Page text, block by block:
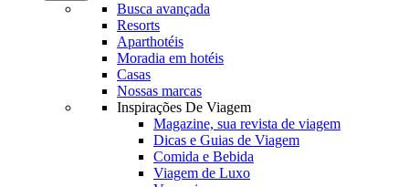
Busca avançada
Resorts
Aparthotéis
Moradia em hotéis
Casas
Nossas marcas
Inspirações De Viagem
Magazine, sua revista de viagem
Dicas e Guias de Viagem
Comida e Bebida
Viagem de Luxo